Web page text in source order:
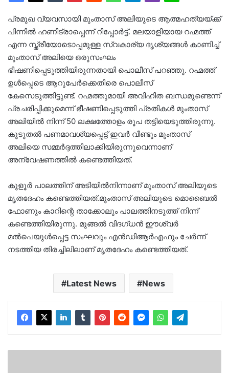
പ്രമുഖ വ്യവസായി മുംതാസ് അലിയുടെ ആത്മഹത്യയ്ക്ക്
പിന്നിൽ ഹണിട്രാപ്പെന്ന് റിപ്പോർട്ട്. മലയാളിയായ റഹ്മത്ത്
എന്ന സ്ത്രീയോടൊപ്പമുള്ള സ്വകാര്യ ദൃശ്യങ്ങൾ കാണിച്ച്
മുംതാസ് അലിയെ ഒരുസംഘം
ഭീഷണിപ്പെടുത്തിയിരുന്നതായി പൊലീസ് പറഞ്ഞു. റഹ്മത്ത്
ഉൾപ്പെടെ ആറുപേർക്കെതിരെ പൊലീസ്
കേസെടുത്തിട്ടുണ്ട്. റഹ്മത്തുമായി അവിഹിത ബന്ധമുണ്ടെന്ന്
പ്രചരിപ്പിക്കുമെന്ന് ഭീഷണിപ്പെടുത്തി പ്രതികൾ മുംതാസ്
അലിയിൽ നിന്ന് 50 ലക്ഷത്തോളം രൂപ തട്ടിയെടുത്തിരുന്നു.
കൂടുതൽ പണമാവശ്യപ്പെട്ട് ഇവർ വീണ്ടും മുംതാസ്
അലിയെ സമ്മർദ്ദത്തിലാക്കിയിരുന്നുവെന്നാണ്
അന്വേഷണത്തിൽ കണ്ടെത്തിയത്.
‌കുളൂർ പാലത്തിന് അടിയിൽനിന്നാണ് മുംതാസ് അലിയുടെ
മൃതദേഹം കണ്ടെത്തിയത്.മുംതാസ് അലിയുടെ മൊബൈൽ
ഫോണും കാറിന്റെ താക്കോലും പാലത്തിനടുത്ത് നിന്ന്
കണ്ടെത്തിയിരുന്നു. മുങ്ങൽ വിദഗ്ധൻ ഈശ്വർ
മൽപെയുൾപ്പെട്ട സംഘവും എൻഡിആർഎഫും ചേർന്ന്
നടത്തിയ തിരച്ചിലിലാണ് മൃതദേഹം കണ്ടെത്തിയത്.
Latest News News